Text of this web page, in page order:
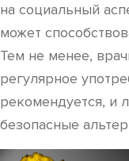
на социальный
может
Тем не менее,
регулярное
рекомендуется, и
безопасные